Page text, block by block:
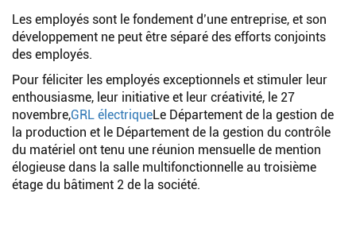
Les employés sont le fondement d’une entreprise, et son
développement ne peut être séparé des efforts conjoints
des employés.
Pour féliciter les employés exceptionnels et stimuler leur
enthousiasme, leur initiative et leur créativité, le 27
novembre,GRL électriqueLe Département de la gestion de
la production et le Département de la gestion du contrôle
du matériel ont tenu une réunion mensuelle de mention
élogieuse dans la salle multifonctionnelle au troisième
étage du bâtiment 2 de la société.